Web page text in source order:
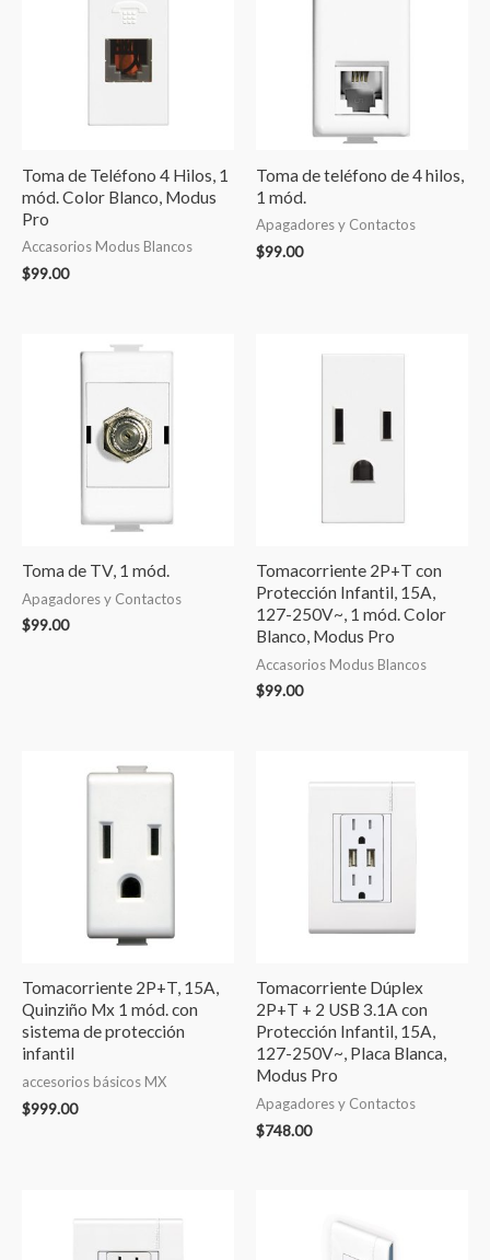
Toma de Teléfono 4 Hilos, 1
mód. Color Blanco, Modus
Pro
Accasorios Modus Blancos
$99.00
Toma de teléfono de 4 hilos,
1 mód.
Apagadores y Contactos
$99.00
Toma de TV, 1 mód.
Apagadores y Contactos
$99.00
Tomacorriente 2P+T con
Protección Infantil, 15A,
127-250V~, 1 mód. Color
Blanco, Modus Pro
Accasorios Modus Blancos
$99.00
Tomacorriente 2P+T, 15A,
Quinziño Mx 1 mód. con
sistema de protección
infantil
accesorios básicos MX
$999.00
Tomacorriente Dúplex
2P+T + 2 USB 3.1A con
Protección Infantil, 15A,
127-250V~, Placa Blanca,
Modus Pro
Apagadores y Contactos
$748.00